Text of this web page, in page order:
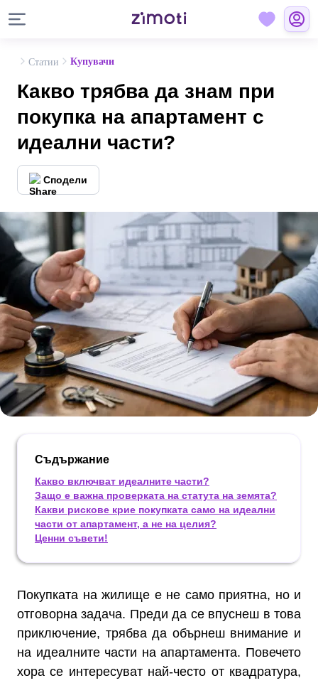
Статии Купувачи
Какво трябва да знам при
покупка на апартамент с
идеални части?
Сподели
Съдържание
Какво включват идеалните части?
Защо е важна проверката на статута на земята?
Какви рискове крие покупката само на идеални
части от апартамент, а не на целия?
Ценни съвети!
Покупката на жилище е не само приятна, но и
отговорна задача. Преди да се впуснеш в това
приключение, трябва да обърнеш внимание и
на идеалните части на апартамента. Повечето
хора се интересуват най-често от квадратура,